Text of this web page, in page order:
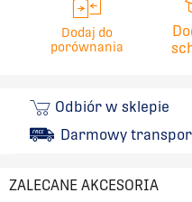
Dodaj do
porównania
Odbiór w sklepie
Darmowy
ZALECANE AKCESORIA